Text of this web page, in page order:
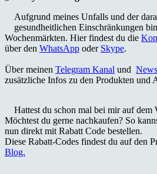
Aufgrund meines Unfalls und der
gesundheitlichen Einschränkungen
Wochenmärkten. Hier findest du die
über den WhatsApp oder Skype.
Über meinen Telegram Kanal und
zusätzliche Infos zu den Produkten und
Hattest du schon mal bei mir auf dem
Möchtest du gerne nachkaufen? So
nun direkt mit Rabatt Code bestellen.
Diese Rabatt-Codes findest du auf den
Blog.